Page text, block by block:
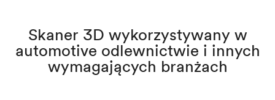
Skaner 3D wykorzystywany w
automotive odlewnictwie i innych
wymagających branżach